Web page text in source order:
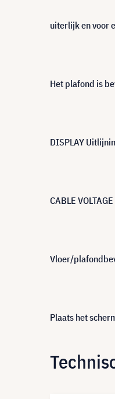
uiterlijk en voor
Het plafond is
DISPLAY
CABLE
Vloer/
Plaats het